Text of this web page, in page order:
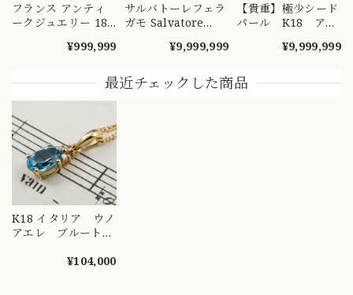
フランス アンティ
ークジュエリー 18
リーチェーン ネッ
DRN00090 S
¥999,999
サルバトーレフェラ
ガモ Salvatore
in Italy K18 750 ヴ
チェーン ネックレ
ス 70cm
¥9,999,999
【貴重】極少シード
パール K18 アン
ー ネックレス
小さな奇跡の連なり
が、時を超えて貴女
¥9,999,999
最近チェックした商品
K18 イタリア ウノ
アエレ ブルートパ
ド 40cm ネック
¥104,000